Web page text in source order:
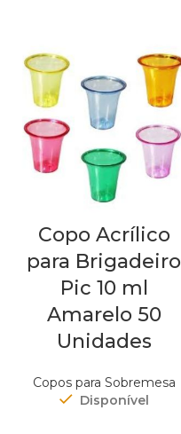
Copo Acrílico
para Brigadeiro
Pic 10 ml
Amarelo 50
Unidades
Copos para Sobremesa
Disponível